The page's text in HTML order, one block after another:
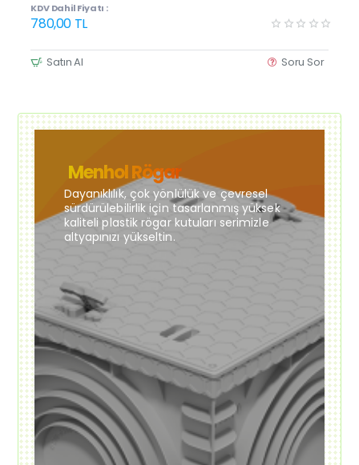
KDV Dahil Fiyatı :
780,00 TL
Satın Al Soru Sor
Menhol Rögar
Dayanıklılık, çok yönlülük ve çevresel
sürdürülebilirlik için tasarlanmış yüksek
kaliteli plastik rögar kutuları serimizle
altyapınızı yükseltin.